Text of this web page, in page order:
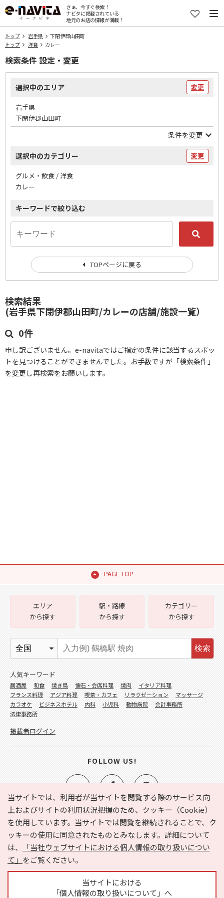
さぁ、今すぐ検索！
ナビタに掲載されている
地元のお店の情報が満載！
トップ 岩手県
下閉伊郡山田町
トップ
洋食 カレー
検索結果
(岩手県下閉伊郡山田町/カレーの店舗/施設一覧）
0件
申し訳ございません。e-navitaではご指定の条件に該当するスポッ
トを見つけることができませんでした。お手数ですが「検索条件」
を変更し再検索をお願いします。
検索条件 設定・変更
選択中のエリア 変更
岩手県
下閉伊郡山田町
条件を変更
選択中のカテゴリー 変更
グルメ・飲食 / 洋食
カレー
キーワードで絞り込む
TOPページに戻る
PAGE TOP
当サイトでは、利用者が当サイトを閲覧する際のサービス向
上およびサイトの利用状況把握のため、クッキー（Cookie）
を使用しています。当サイトでは閲覧を継続されることで、ク
ッキーの使用に同意されたものとみなします。詳細について
は、
「当社ウェブサイトにおける個人情報の取り扱いについ
て」 をご覧ください。
当サイトにおける
「個人情報の取り扱いについて」へ
e-NAVITA（イーナビタ）とは？ お気に入り
ヘルプ
利用規約
個人情報の取り扱いについて
運営会社
サイトマップ
広告掲載に関するお問い合わせ
エリア
から探す
駅・路線
から探す
カテゴリー
から探す
検索
人気キーワード
居酒屋 和食 焼き鳥 懐石・会席料理 焼肉
イタリア料理
フランス料理
アジア料理 喫茶・カフェ リラクゼーション
マッサージ
カラオケ
ビジネスホテル 内科 小児科 動物病院
会計事務所
法律事務所
掲載者ログイン
FOLLOW US!